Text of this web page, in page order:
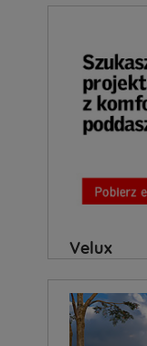
Velux